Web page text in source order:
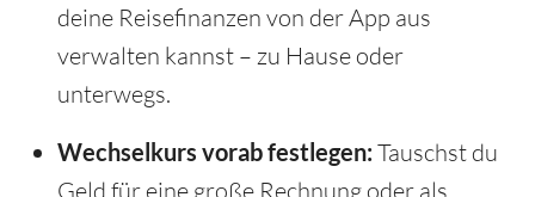
deine Reisefinanzen von der App aus
verwalten kannst – zu Hause oder
unterwegs.
Wechselkurs vorab festlegen: Tauschst du
Geld für eine große Rechnung oder als